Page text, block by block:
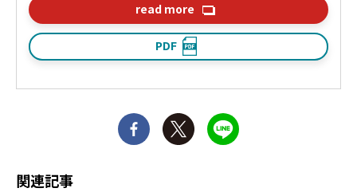
read more
PDF
関連記事